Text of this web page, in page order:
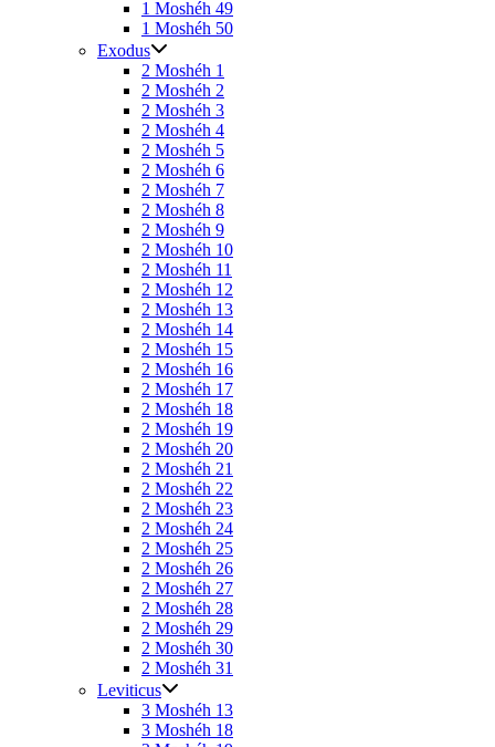
1 Moshéh 49
1 Moshéh 50
Exodus
2 Moshéh 1
2 Moshéh 2
2 Moshéh 3
2 Moshéh 4
2 Moshéh 5
2 Moshéh 6
2 Moshéh 7
2 Moshéh 8
2 Moshéh 9
2 Moshéh 10
2 Moshéh 11
2 Moshéh 12
2 Moshéh 13
2 Moshéh 14
2 Moshéh 15
2 Moshéh 16
2 Moshéh 17
2 Moshéh 18
2 Moshéh 19
2 Moshéh 20
2 Moshéh 21
2 Moshéh 22
2 Moshéh 23
2 Moshéh 24
2 Moshéh 25
2 Moshéh 26
2 Moshéh 27
2 Moshéh 28
2 Moshéh 29
2 Moshéh 30
2 Moshéh 31
Leviticus
3 Moshéh 13
3 Moshéh 18